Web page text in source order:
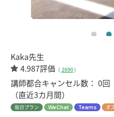
Kaka先生
4.987評価 ( 2690)
講師都合キャンセル数：0回
（直近3カ月間）
毎日プラン WeChat Teams オ